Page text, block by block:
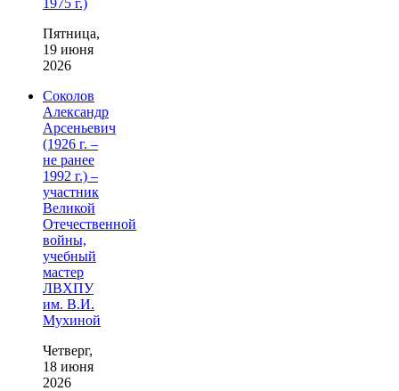
1975 г.)
Пятница,
19 июня
2026
Соколов
Александр
Арсеньевич
(1926 г. –
не ранее
1992 г.) –
участник
Великой
Отечественной
войны,
учебный
мастер
ЛВХПУ
им. В.И.
Мухиной
Четверг,
18 июня
2026